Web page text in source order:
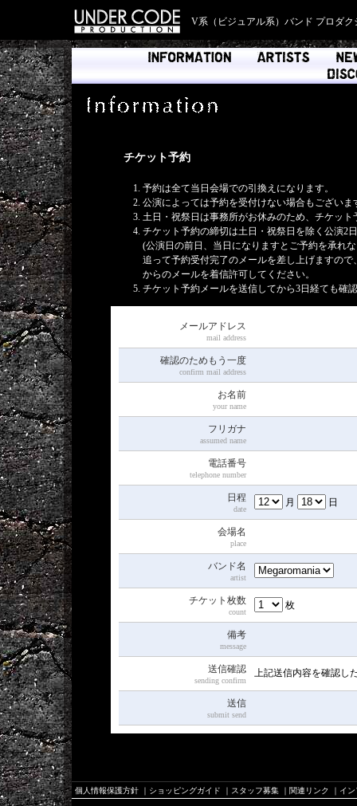
V系（ビジュアル系）バンド プロダク
チケット予約
予約は全て当日会場での引換えになります。
公演によっては予約を受付けない場合もござい
土日・祝祭日は事務所がお休みのため、チケッ
チケット予約の締切は土日・祝祭日を除く公演2
(公演日の前日、当日になりますとご予約を承れ
追って予約受付完了のメールを差し上げますの
からのメールを着信許可してください。
チケット予約メールを送信してから3日経ても確
メールアドレス
mail address
確認のためもう一度
confirm mail address
お名前
your name
フリガナ
assumed name
電話番号
telephone number
日程
date
月 日
会場名
place
バンド名
artist
チケット枚数
count
枚
備考
message
送信確認
sending confirm
上記送信内容を確認し
送信
submit send
個人情報保護方針 ｜ ショッピングガイド ｜ スタッフ募集 ｜ 関連リンク ｜ イ